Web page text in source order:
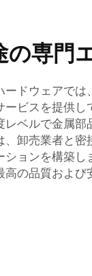
の専門
ドウェアでは
ービスを提供
ベルで金属部
卸売業者と
ョンを構築し
の品質および